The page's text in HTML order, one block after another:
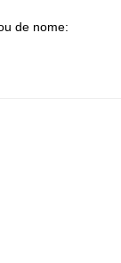
de nome: